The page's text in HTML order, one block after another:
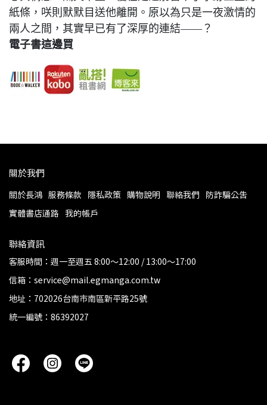
紙條，咲則默默目送他離開。原以為只是一夜激情的
兩人之間，其實早已有了深厚的連結——？
電子書這邊買
關於我們
關於長鴻 服務條款 隱私政策 購物說明 聯絡我們 防詐騙公告
實體書店通路 我的帳戶
聯絡資訊
客服時間：週一至週五 8:00～12:00 / 13:00～17:00
信箱：service@mail.egmanga.com.tw
地址：702026台南市南區新平路25號
統一編號：86392027